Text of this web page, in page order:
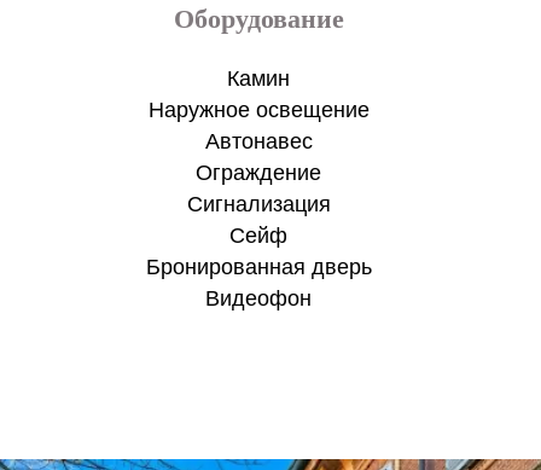
Оборудование
Камин
Наружное освещение
Aвтонавес
Ограждение
Сигнализация
Сейф
Бронированная дверь
Видеофон